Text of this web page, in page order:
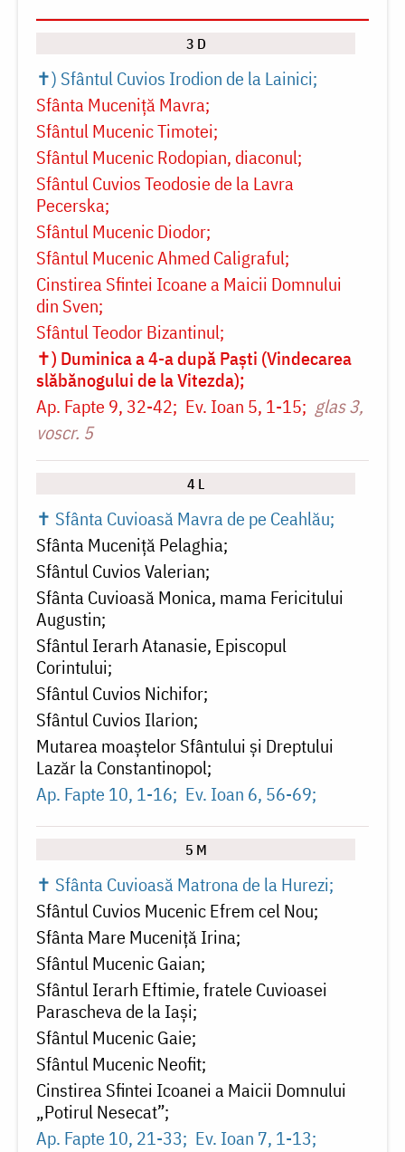
3 D
✝) Sfântul Cuvios Irodion de la Lainici
Sfânta Muceniță Mavra
Sfântul Mucenic Timotei
Sfântul Mucenic Rodopian, diaconul
Sfântul Cuvios Teodosie de la Lavra
Pecerska
Sfântul Mucenic Diodor
Sfântul Mucenic Ahmed Caligraful
Cinstirea Sfintei Icoane a Maicii Domnului
din Sven
Sfântul Teodor Bizantinul
✝) Duminica a 4-a după Paști (Vindecarea
slăbănogului de la Vitezda)
Ap. Fapte 9, 32-42 Ev. Ioan 5, 1-15
glas 3,
voscr. 5
4 L
✝ Sfânta Cuvioasă Mavra de pe Ceahlău
Sfânta Muceniță Pelaghia
Sfântul Cuvios Valerian
Sfânta Cuvioasă Monica, mama Fericitului
Augustin
Sfântul Ierarh Atanasie, Episcopul
Corintului
Sfântul Cuvios Nichifor
Sfântul Cuvios Ilarion
Mutarea moaștelor Sfântului și Dreptului
Lazăr la Constantinopol
Ap. Fapte 10, 1-16 Ev. Ioan 6, 56-69
5 M
✝ Sfânta Cuvioasă Matrona de la Hurezi
Sfântul Cuvios Mucenic Efrem cel Nou
Sfânta Mare Muceniță Irina
Sfântul Mucenic Gaian
Sfântul Ierarh Eftimie, fratele Cuvioasei
Parascheva de la Iași
Sfântul Mucenic Gaie
Sfântul Mucenic Neofit
Cinstirea Sfintei Icoanei a Maicii Domnului
„Potirul Nesecat”
Ap. Fapte 10, 21-33
Ev. Ioan 7, 1-13